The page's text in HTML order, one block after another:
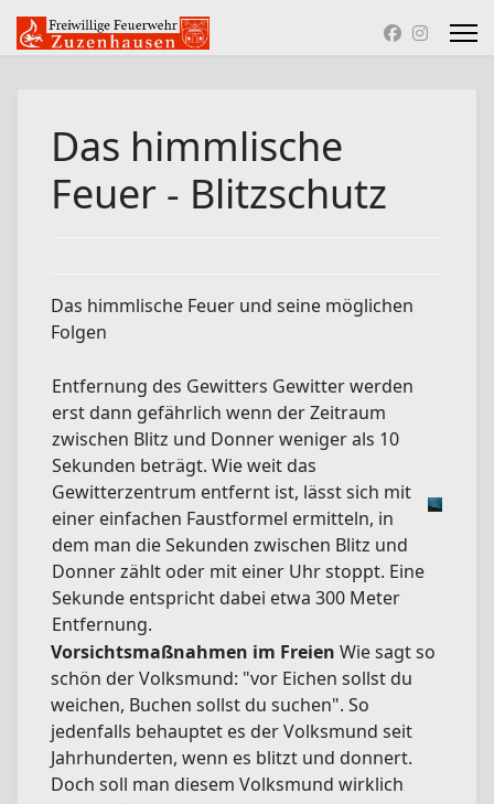
Das himmlische
Feuer - Blitzschutz
Das himmlische Feuer und seine möglichen
Folgen
Entfernung des Gewitters Gewitter werden
erst dann gefährlich wenn der Zeitraum
zwischen Blitz und Donner weniger als 10
Sekunden beträgt. Wie weit das
Gewitterzentrum entfernt ist, lässt sich mit
einer einfachen Faustformel ermitteln, in
dem man die Sekunden zwischen Blitz und
Donner zählt oder mit einer Uhr stoppt. Eine
Sekunde entspricht dabei etwa 300 Meter
Entfernung.
Vorsichtsmaßnahmen im Freien Wie sagt so
schön der Volksmund: "vor Eichen sollst du
weichen, Buchen sollst du suchen". So
jedenfalls behauptet es der Volksmund seit
Jahrhunderten, wenn es blitzt und donnert.
Doch soll man diesem Volksmund wirklich